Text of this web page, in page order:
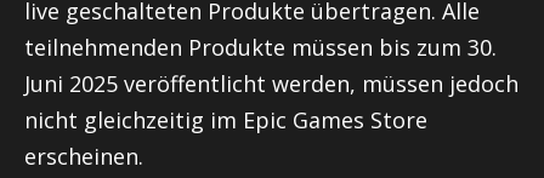
live geschalteten Produkte übertragen. Alle
teilnehmenden Produkte müssen bis zum 30.
Juni 2025 veröffentlicht werden, müssen jedoch
nicht gleichzeitig im Epic Games Store
erscheinen.